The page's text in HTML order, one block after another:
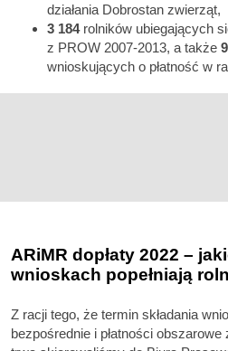
działania Dobrostan zwierząt,
3 184rolników ubiegających
z PROW 2007-2013, a także
wnioskujących o płatność w
ARiMR dopłaty 2022 –
wnioskach popełniają
Z racji tego, że termin składania
bezpośrednie i płatności